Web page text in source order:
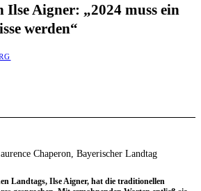
Ilse Aigner: „2024 muss ein
werden“
Chaperon, Bayerischer Landtag
Land­tags, Ilse Aigner, hat die tra­di­tio­nel­len